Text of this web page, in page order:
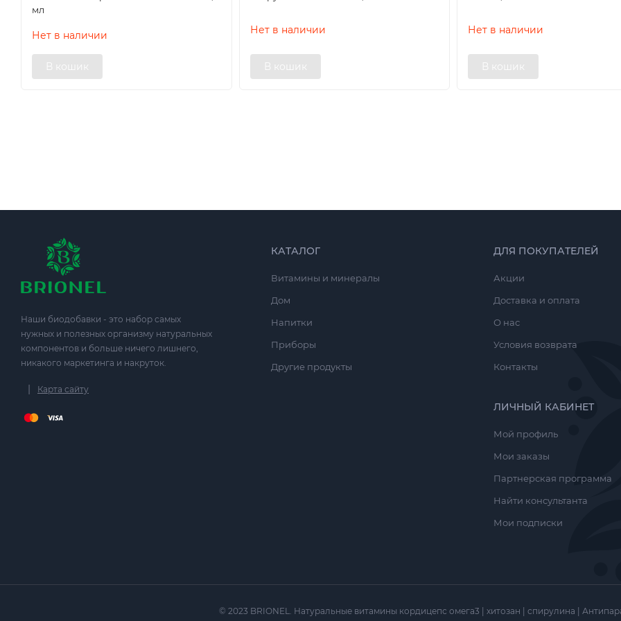
мл
Нет в наличии
В кошик
Нет в наличии
В кошик
Нет в наличии
В кошик
Наши биодобавки - это набор самых
нужных и полезных организму натуральных
компонентов и больше ничего лишнего,
никакого маркетинга и накруток.
| Карта сайту
КАТАЛОГ
Витамины и минералы
Дом
Напитки
Приборы
Другие продукты
ДЛЯ ПОКУПАТЕЛЕЙ
Акции
Доставка и оплата
О нас
Условия возврата
Контакты
ЛИЧНЫЙ КАБИНЕТ
Мой профиль
Мои заказы
Партнерская программа
Найти консультанта
Мои подписки
© 2023 BRIONEL. Натуральные витамины кордицепс омега3 | хитозан | спирулина |